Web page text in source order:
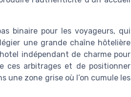
binaire pour les voyageurs, qui
une grande chaîne hôtelière
indépendant de charme pour
ces arbitrages et de positionner
une zone grise où l’on cumule les